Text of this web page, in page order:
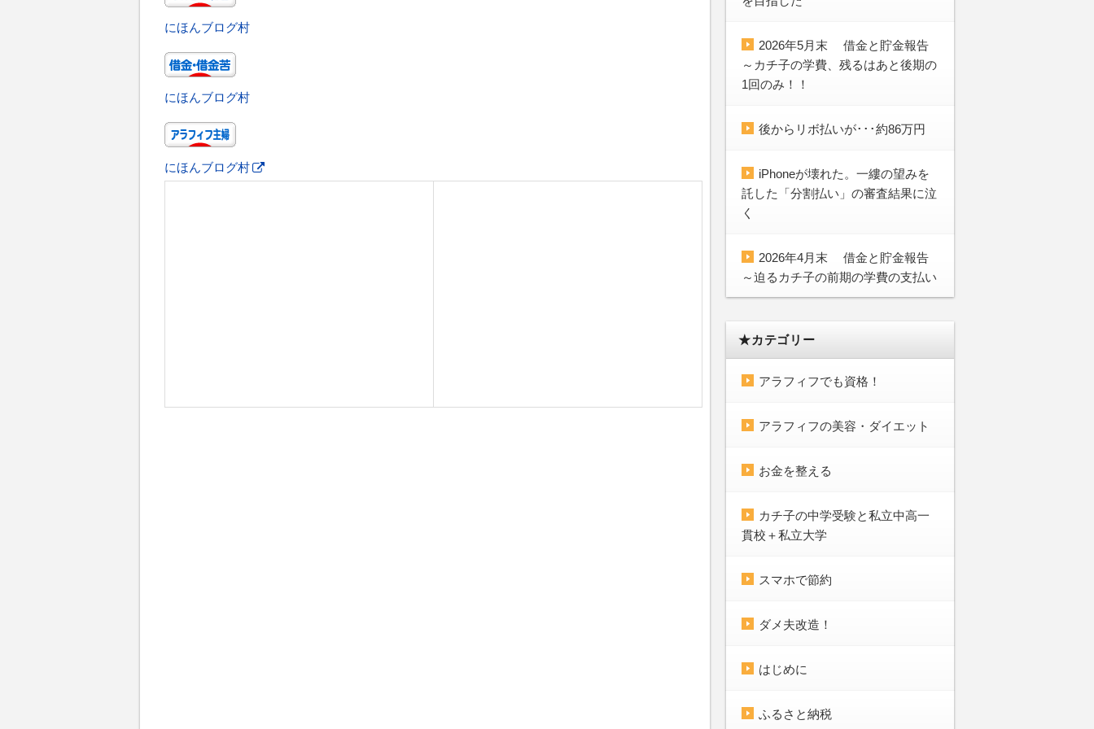
にほんブログ村
にほんブログ村
にほんブログ村
2026年5月末 借金と貯金報告
～カチ子の学費、残るはあと後期の
1回のみ！！
後からリボ払いが･･･約86万円
iPhoneが壊れた。一縷の望みを
託した「分割払い」の審査結果に泣
く
2026年4月末 借金と貯金報告
～迫るカチ子の前期の学費の支払い
★カテゴリー
アラフィフでも資格！
アラフィフの美容・ダイエット
お金を整える
カチ子の中学受験と私立中高一
貫校＋私立大学
スマホで節約
ダメ夫改造！
はじめに
ふるさと納税